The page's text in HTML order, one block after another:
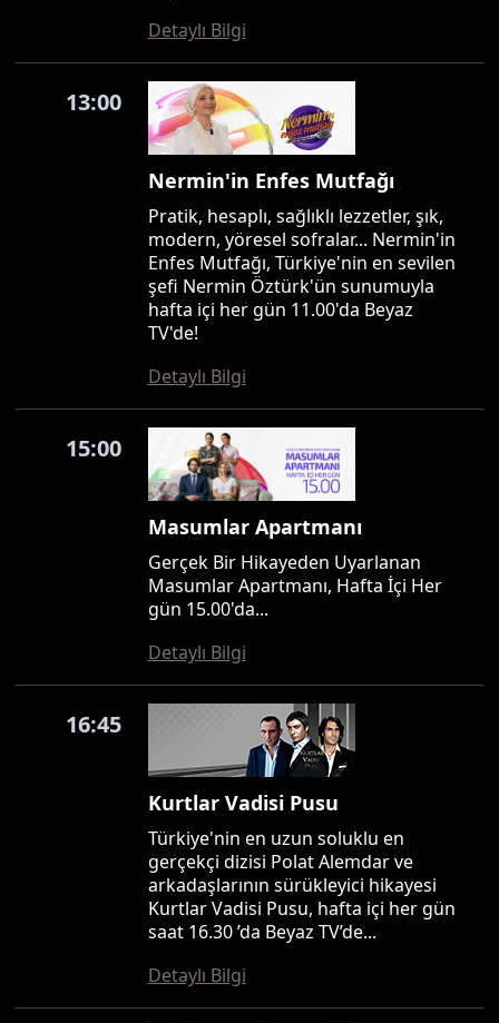
Detaylı Bilgi
13:00
Nermin'in Enfes Mutfağı
Pratik, hesaplı, sağlıklı lezzetler, şık,
modern, yöresel sofralar... Nermin'in
Enfes Mutfağı, Türkiye'nin en sevilen
şefi Nermin Öztürk'ün sunumuyla
hafta içi her gün 11.00'da Beyaz
TV'de!
Detaylı Bilgi
15:00
Masumlar Apartmanı
Gerçek Bir Hikayeden Uyarlanan
Masumlar Apartmanı, Hafta İçi Her
gün 15.00'da...
Detaylı Bilgi
16:45
Kurtlar Vadisi Pusu
Türkiye'nin en uzun soluklu en
gerçekçi dizisi Polat Alemdar ve
arkadaşlarının sürükleyici hikayesi
Kurtlar Vadisi Pusu, hafta içi her gün
saat 16.30 ’da Beyaz TV’de...
Detaylı Bilgi